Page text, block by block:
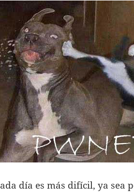
día es más difícil, ya sea